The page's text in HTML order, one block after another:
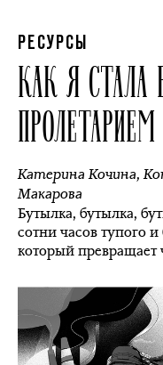
РЕСУРСЫ
КАК Я
ПРОЛЕТАРИЕМ
Катерина Кочина,
Макарова
Бутылка, бутылка,
сотни часов тупого
который